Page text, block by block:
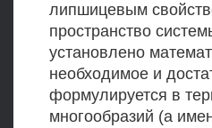
липшицевым
пространство
установлено
необходимое и
формулируется в
многообразий (а